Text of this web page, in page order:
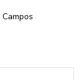
Campos